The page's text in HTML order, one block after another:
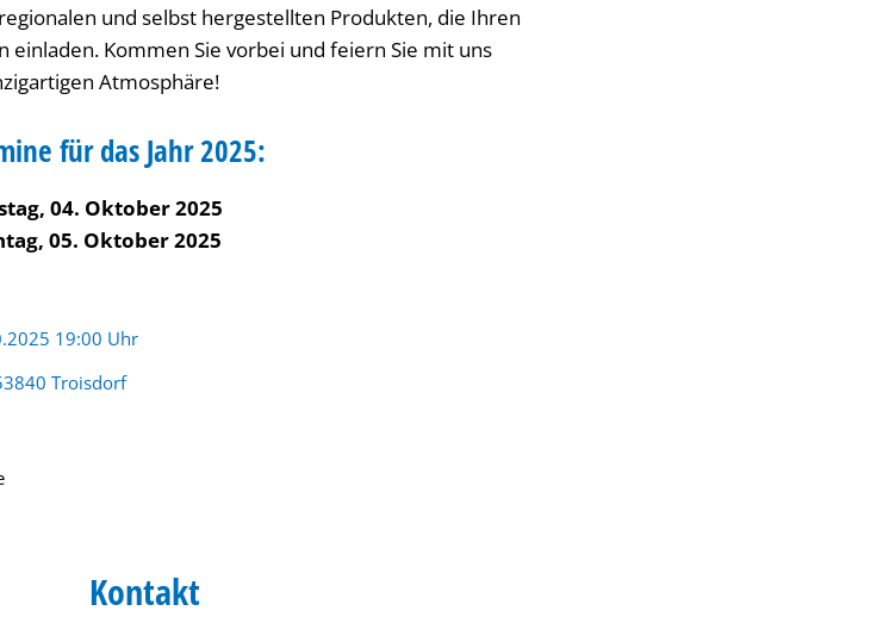
und selbst hergestellten Produkten, die Ihren
einladen. Kommen Sie vorbei und feiern Sie mit uns
Atmosphäre!
für das Jahr 2025:
04. Oktober 2025
05. Oktober 2025
19:00 Uhr
Troisdorf
Kontakt